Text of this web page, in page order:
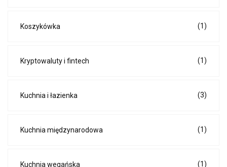
Koszykówka (1)
Kryptowaluty i fintech (1)
Kuchnia i łazienka (3)
Kuchnia międzynarodowa (1)
Kuchnia wegańska (1)